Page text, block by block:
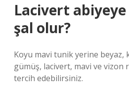
Lacivert
şal olur?
Koyu mavi tunik yerine beyaz,
gümüş, lacivert, mavi ve
tercih edebilirsiniz.